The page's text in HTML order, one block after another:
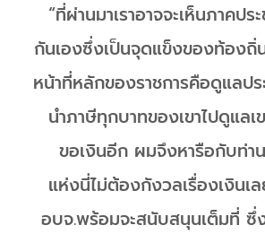
“ที่ผ่านมาเราอาจจะเห็นภาคปร
กันเองซึ่งเป็นจุดแข็งของท้อง
หน้าที่หลักของราชการคือดูแลปร
นำภาษีทุกบาทของเขาไปดูแลเ
ขอเงินอีก ผมจึงหารือกับท่า
แห่งนี่ไม่ต้องกังวลเรื่องเงินเ
อบจ.พร้อมจะสนับสนุนเต็มที่ ซึ่